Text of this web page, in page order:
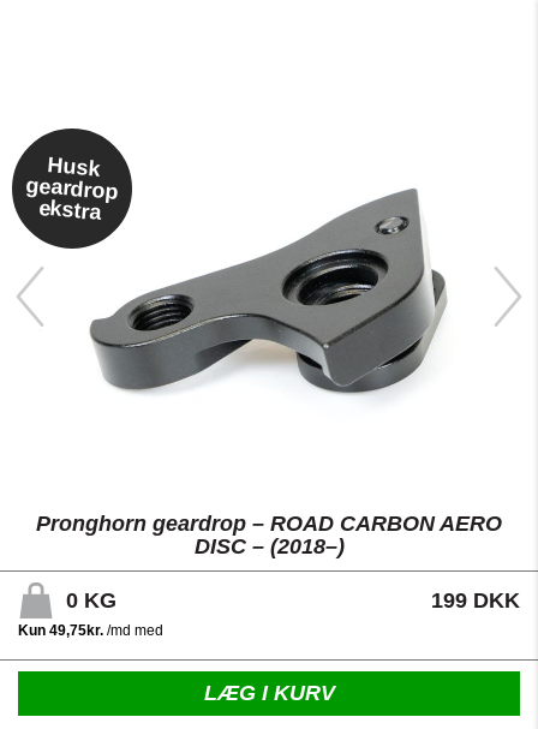
Husk
geardrop
ekstra
Pronghorn geardrop – ROAD CARBON AERO
DISC – (2018–)
0 KG 199 DKK
LÆG I KURV